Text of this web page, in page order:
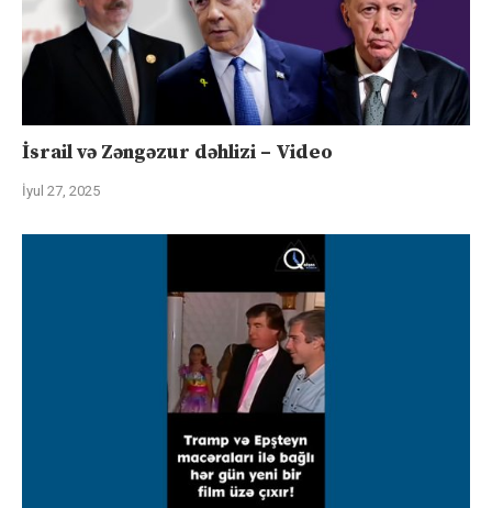
İsrail və Zəngəzur dəhlizi – Video
İyul 27, 2025